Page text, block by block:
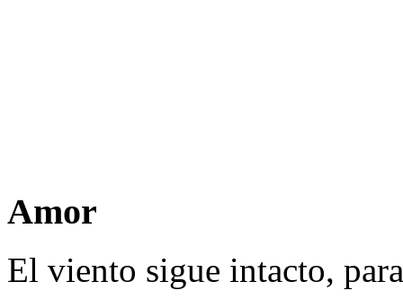
Amor
El viento sigue intacto,